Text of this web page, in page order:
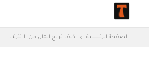
الصفحة الرئيسية كيف تربح المال من الانترنت